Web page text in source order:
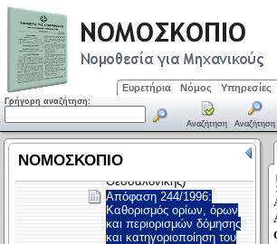
Ευρετήρια Νόμος Υπηρεσίες
Γρήγορη αναζήτηση:
Αναζήτηση Αναζήτηση